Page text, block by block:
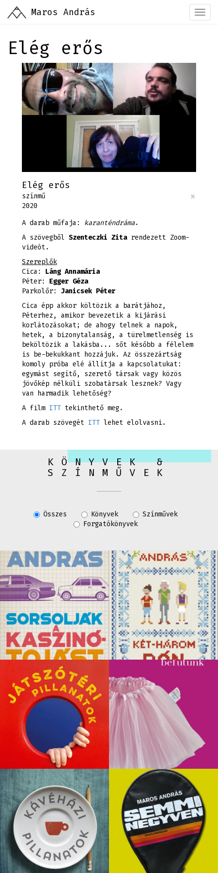
Ugrás
Maros András
Elég erős
Elég erős
×
színmű
2020
A darab műfaja: karanténdráma.
A szövegből Szenteczki Zitarendezett Zoom-
videót.
Szereplők
Cica: Láng Annamária
Péter: Egger Géza
Parkolőr: Janicsek Péter
Cica épp akkor költözik a barátjához,
Péterhez, amikor bevezetik a kijárási
korlátozásokat; de ahogy telnek a napok,
hetek, a bizonytalanság, a türelmetlenség is
beköltözik a lakásba... sőt később a félelem
is be-bekukkant hozzájuk. Az összezártság
komoly próba elé állítja a kapcsolatukat:
egymást segítő, szerető társak vagy közös
jövőkép nélküli szobatársak lesznek? Vagy
van harmadik lehetőség?
A film ITT tekinthető meg.
A darab szövegét ITT lehet elolvasni.
KÖNYVEK &
SZÍNMŰVEK
Összes Könyvek
Színművek
Forgatókönyvek